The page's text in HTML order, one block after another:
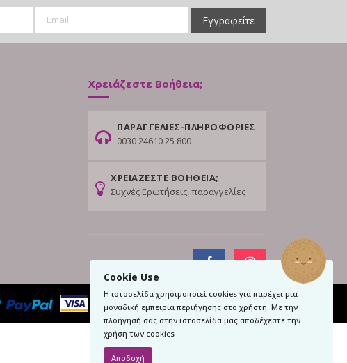
Cookie Use
Η ιστοσελίδα χρησιμοποιεί cookies για παρέχει μια
μοναδική εμπειρία περιήγησης στο χρήστη. Με την
πλοήγησή σας στην ιστοσελίδα μας αποδέχεστε την
χρήση των cookies
Αποδοχή
Εγγραφείτε
Χρειάζεστε Βοήθεια;
ΠΑΡΑΓΓΕΛΙΕΣ-ΠΛΗΡΟΦΟΡΙΕΣ
0030 24610 25 800
ΧΡΕΙΑΖΕΣΤΕ ΒΟΗΘΕΙΑ;
Συχνές Ερωτήσεις, παραγγελίες